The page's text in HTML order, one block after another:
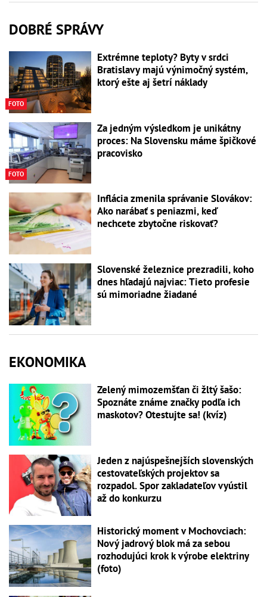
DOBRÉ SPRÁVY
FOTO
Extrémne teploty? Byty v srdci
Bratislavy majú výnimočný systém,
ktorý ešte aj šetrí náklady
FOTO
Za jedným výsledkom je unikátny
proces: Na Slovensku máme špičkové
pracovisko
Inflácia zmenila správanie Slovákov:
Ako narábať s peniazmi, keď
nechcete zbytočne riskovať?
Slovenské železnice prezradili, koho
dnes hľadajú najviac: Tieto profesie
sú mimoriadne žiadané
EKONOMIKA
Zelený mimozemšťan či žltý šašo:
Spoznáte známe značky podľa ich
maskotov? Otestujte sa! (kvíz)
Jeden z najúspešnejších slovenských
cestovateľských projektov sa
rozpadol. Spor zakladateľov vyústil
až do konkurzu
Historický moment v Mochovciach:
Nový jadrový blok má za sebou
rozhodujúci krok k výrobe elektriny
(foto)